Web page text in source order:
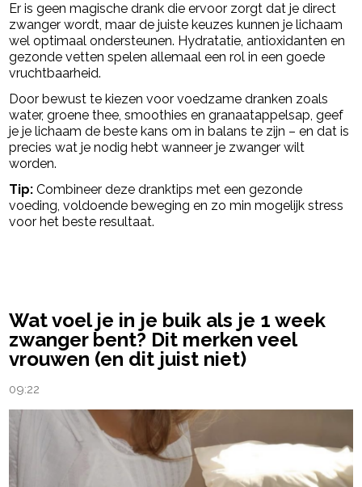
Er is geen magische drank die ervoor zorgt dat je direct
zwanger wordt, maar de juiste keuzes kunnen je lichaam
wel optimaal ondersteunen. Hydratatie, antioxidanten en
gezonde vetten spelen allemaal een rol in een goede
vruchtbaarheid.
Door bewust te kiezen voor voedzame dranken zoals
water, groene thee, smoothies en granaatappelsap, geef
je je lichaam de beste kans om in balans te zijn – en dat is
precies wat je nodig hebt wanneer je zwanger wilt
worden.
Tip: Combineer deze dranktips met een gezonde
voeding, voldoende beweging en zo min mogelijk stress
voor het beste resultaat.
Wat voel je in je buik als je 1 week
zwanger bent? Dit merken veel
vrouwen (en dit juist niet)
09:22